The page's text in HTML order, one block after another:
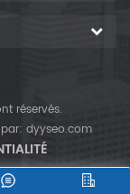
réservés.
dyyseo.com